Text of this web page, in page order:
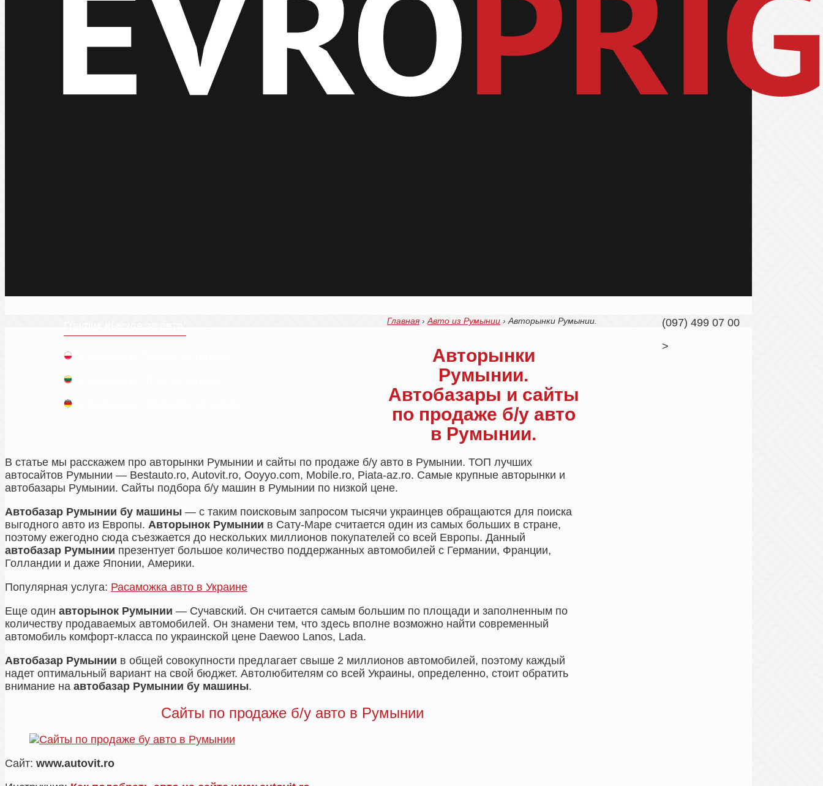
(097) 499 07 00
>
Главная › Авто из Румынии › Авторынки Румынии.
Авторынки
Румынии.
Автобазары и сайты
по продаже б/у авто
в Румынии.
В статье мы расскажем про авторынки Румынии и сайты по продаже б/у авто в Румынии. ТОП лучших
автосайтов Румынии — Bestauto.ro, Autovit.ro, Ooyyo.com, Mobile.ro, Piata-az.ro. Самые крупные авторынки и
автобазары Румынии. Сайты подбора б/у машин в Румынии по низкой цене.
Автобазар Румынии бу машины — с таким поисковым запросом тысячи украинцев обращаются для поиска
выгодного авто из Европы. Авторынок Румынии в Сату-Маре считается один из самых больших в стране,
поэтому ежегодно сюда съезжается до нескольких миллионов покупателей со всей Европы. Данный
автобазар Румынии презентует большое количество поддержанных автомобилей с Германии, Франции,
Голландии и даже Японии, Америки.
Популярная услуга: Расаможка авто в Украине
Еще один авторынок Румынии — Сучавский. Он считается самым большим по площади и заполненным по
количеству продаваемых автомобилей. Он знамени тем, что здесь вполне возможно найти современный
автомобиль комфорт-класса по украинской цене Daewoo Lanos, Lada.
Автобазар Румынии в общей совокупности предлагает свыше 2 миллионов автомобилей, поэтому каждый
надет оптимальный вариант на свой бюджет. Автолюбителям со всей Украины, определенно, стоит обратить
внимание на автобазар Румынии бу машины.
Сайты по продаже б/у авто в Румынии
Сайт: www.autovit.ro